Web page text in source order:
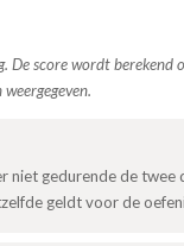
score wordt berekend
niet gedurende de twee
geldt voor de